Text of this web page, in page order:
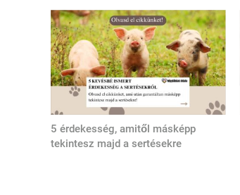
5 érdekesség, amitől másképp
tekintesz majd a sertésekre